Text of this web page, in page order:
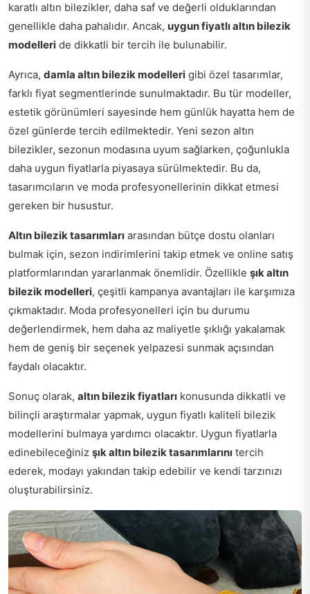
karatlı altın bilezikler, daha saf ve değerli olduklarından
genellikle daha pahalıdır. Ancak, uygun fiyatlı altın bilezik
modelleri de dikkatli bir tercih ile bulunabilir.
Ayrıca, damla altın bilezik modelleri gibi özel tasarımlar,
farklı fiyat segmentlerinde sunulmaktadır. Bu tür modeller,
estetik görünümleri sayesinde hem günlük hayatta hem de
özel günlerde tercih edilmektedir. Yeni sezon altın
bilezikler, sezonun modasına uyum sağlarken, çoğunlukla
daha uygun fiyatlarla piyasaya sürülmektedir. Bu da,
tasarımcıların ve moda profesyonellerinin dikkat etmesi
gereken bir husustur.
Altın bilezik tasarımları arasından bütçe dostu olanları
bulmak için, sezon indirimlerini takip etmek ve online satış
platformlarından yararlanmak önemlidir. Özellikle şık altın
bilezik modelleri, çeşitli kampanya avantajları ile karşımıza
çıkmaktadır. Moda profesyonelleri için bu durumu
değerlendirmek, hem daha az maliyetle şıklığı yakalamak
hem de geniş bir seçenek yelpazesi sunmak açısından
faydalı olacaktır.
Sonuç olarak, altın bilezik fiyatları konusunda dikkatli ve
bilinçli araştırmalar yapmak, uygun fiyatlı kaliteli bilezik
modellerini bulmaya yardımcı olacaktır. Uygun fiyatlarla
edinebileceğiniz şık altın bilezik tasarımlarını tercih
ederek, modayı yakından takip edebilir ve kendi tarzınızı
oluşturabilirsiniz.